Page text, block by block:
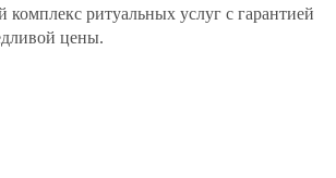
комплекс ритуальных услуг с гарантией
цены.